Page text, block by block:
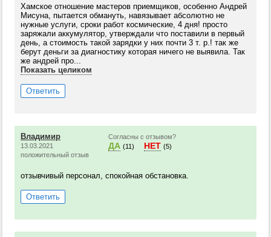
Хамское отношение мастеров приемщиков, особенно Андрей
Мисуна, пытается обмануть, навязывает абсолютно не
нужные услуги, сроки работ космические, 4 дня! просто
заряжали аккумулятор, утверждали что поставили в первый
день, а стоимость такой зарядки у них почти 3 т. р.! так же
берут деньги за диагностику которая ничего не выявила. Так
же андрей про...
Показать целиком
Ответить
Владимир
13.03.2021
положительный отзыв
Согласны с отзывом?
ДА (11) НЕТ (5)
отзывчивый персонал, спокойная обстановка.
Ответить